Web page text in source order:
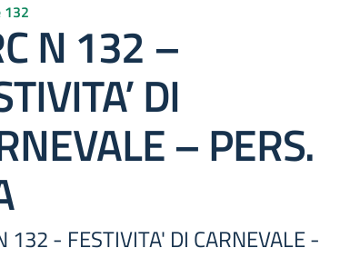
132
N 132 –
DI
– PERS.
132 - FESTIVITA' DI CARNEVALE -